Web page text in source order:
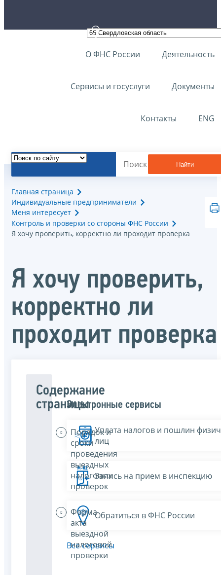
О ФНС России Деятельность
Сервисы и госуслуги Документы
Контакты ENG
Найти
Главная страница
Индивидуальные предприниматели
Меня интересует
Контроль и проверки со стороны ФНС России
Я хочу проверить, корректно ли проходит проверка
Я хочу проверить,
корректно ли
проходит проверка
Содержание
страницы
Порядок и
сроки
проведения
выездных
налоговых
проверок
Форма
акта
выездной
налоговой
проверки
Электронные сервисы
Уплата налогов и пошлин
лиц
Запись на прием в инспекцию
Обратиться в ФНС России
Все сервисы